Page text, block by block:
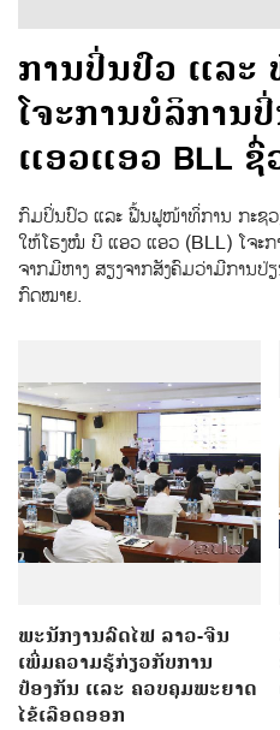
ການປິ່ນປົວ ແລ
ໂຈະການບໍລິການ
ແອວແອວ BLL ຊົ່
ກົມປິ່ນປົວ ແລະ ຟື້ນຟູໜ້າທິ່ການ ກະຊວ
ໃຫ້ໂຮງໝໍ ບີ ແອວ ແອວ (BLL) ໂຈະ
ຈາກມີຫາງ ສຽງຈາກສັງຄົມວ່າມີການປ່
ກົດໝາຍ.
ພະນັກງານລົດໄຟ ລາວ-ຈີນ
ເພີ່ມຄວາມຮູ້ກ່ຽວກັບການ
ປ້ອງກັນ ແລະ ຄວບຄຸມພະຍາດ
ໄຂ້ເລືອດອອກ